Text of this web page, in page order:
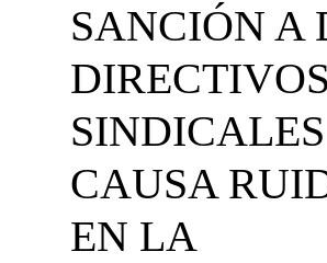
SANCIÓN A
DIRECTIVOS
SINDICALES
CAUSA
EN LA